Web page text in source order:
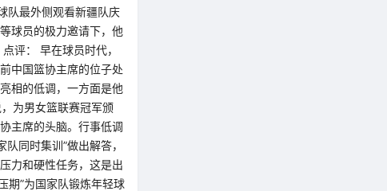
队最外侧观看新疆队庆
球员的极力邀请下，他
评： 早在球员时代，
中国篮协主席的位子处
相的低调，一方面是他
为男女篮联赛冠军颁
主席的头脑。行事低调
同时集训”做出解答，
力和硬性任务，这是出
期”为国家队锻炼年轻球